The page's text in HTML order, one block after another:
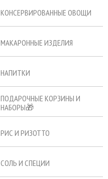
КОНСЕРВИРОВАННЫЕ ОВОЩИ
МАКАРОННЫЕ ИЗДЕЛИЯ
НАПИТКИ
ПОДАРОЧНЫЕ КОРЗИНЫ И
НАБОРЫ🎁
РИС И РИЗОТТО
СОЛЬ И СПЕЦИИ